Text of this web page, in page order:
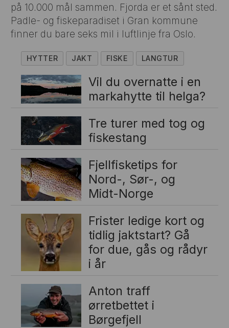
på 10.000 mål sammen. Fjorda er et sånt sted.
Padle- og fiskeparadiset i Gran kommune
finner du bare seks mil i luftlinje fra Oslo.
HYTTER JAKT FISKE LANGTUR
Vil du overnatte i en
markahytte til helga?
Tre turer med tog og
fiskestang
Fjellfisketips for
Nord-, Sør-, og
Midt-Norge
Frister ledige kort og
tidlig jaktstart? Gå
for due, gås og rådyr
i år
Anton traff
ørretbettet i
Børgefjell